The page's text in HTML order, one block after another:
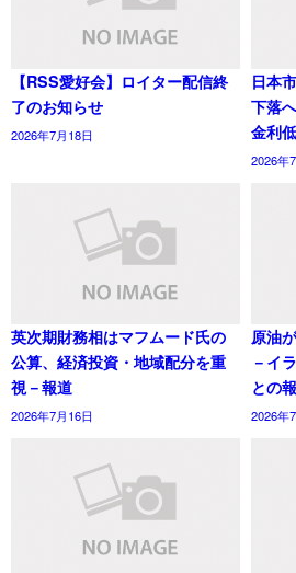
【RSS愛好会】ロイター配信終
了のお知らせ
2026年7月18日
日本
下落
金利
2026年
英次期財務相はマフムード氏の
公算、経済投資・地域配分を重
視－報道
2026年7月16日
原油
－イ
との
2026年